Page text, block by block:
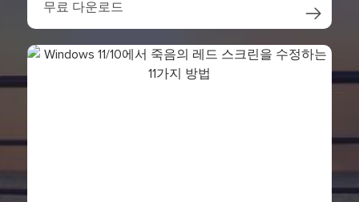
무료 다운로드
